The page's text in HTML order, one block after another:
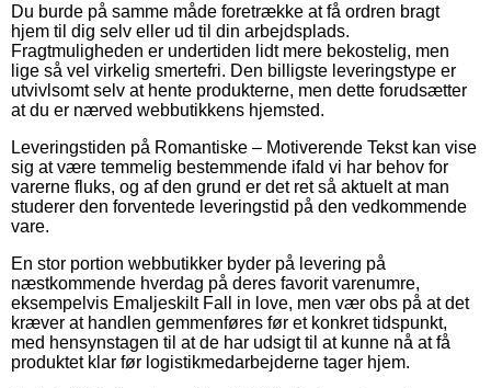
Du burde på samme måde foretrække at få ordren bragt
hjem til dig selv eller ud til din arbejdsplads.
Fragtmuligheden er undertiden lidt mere bekostelig, men
lige så vel virkelig smertefri. Den billigste leveringstype er
utvivlsomt selv at hente produkterne, men dette forudsætter
at du er nærved webbutikkens hjemsted.
Leveringstiden på Romantiske – Motiverende Tekst kan vise
sig at være temmelig bestemmende ifald vi har behov for
varerne fluks, og af den grund er det ret så aktuelt at man
studerer den forventede leveringstid på den vedkommende
vare.
En stor portion webbutikker byder på levering på
næstkommende hverdag på deres favorit varenumre,
eksempelvis Emaljeskilt Fall in love, men vær obs på at det
kræver at handlen gemmenføres før et konkret tidspunkt,
med hensynstagen til at de har udsigt til at kunne nå at få
produktet klar før logistikmedarbejderne tager hjem.